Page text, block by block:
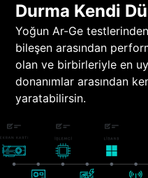
Durma Kendi
Yoğun Ar-Ge
bileşen arasından
olan ve birbirleriyle en
donanımlar arasından
yaratabilirsin.